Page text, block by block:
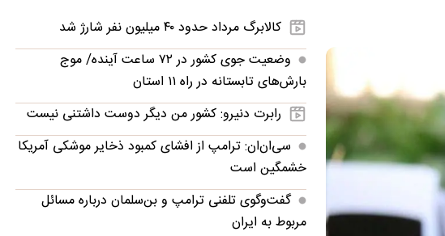
کالابرگ مرداد حدود ۴۰‌ میلیون نفر شارژ شد
وضعیت جوی کشور در ۷۲ ساعت آینده/ موج
بارش‌های تابستانه در راه ۱۱ استان
رابرت دنیرو: کشور من دیگر دوست داشتنی نیست
سی‌ان‌ان: ترامپ از افشای کمبود ذخایر موشکی آمریکا
خشمگین است
گفت‌وگوی تلفنی ترامپ و بن‌سلمان درباره مسائل
مربوط به ایران